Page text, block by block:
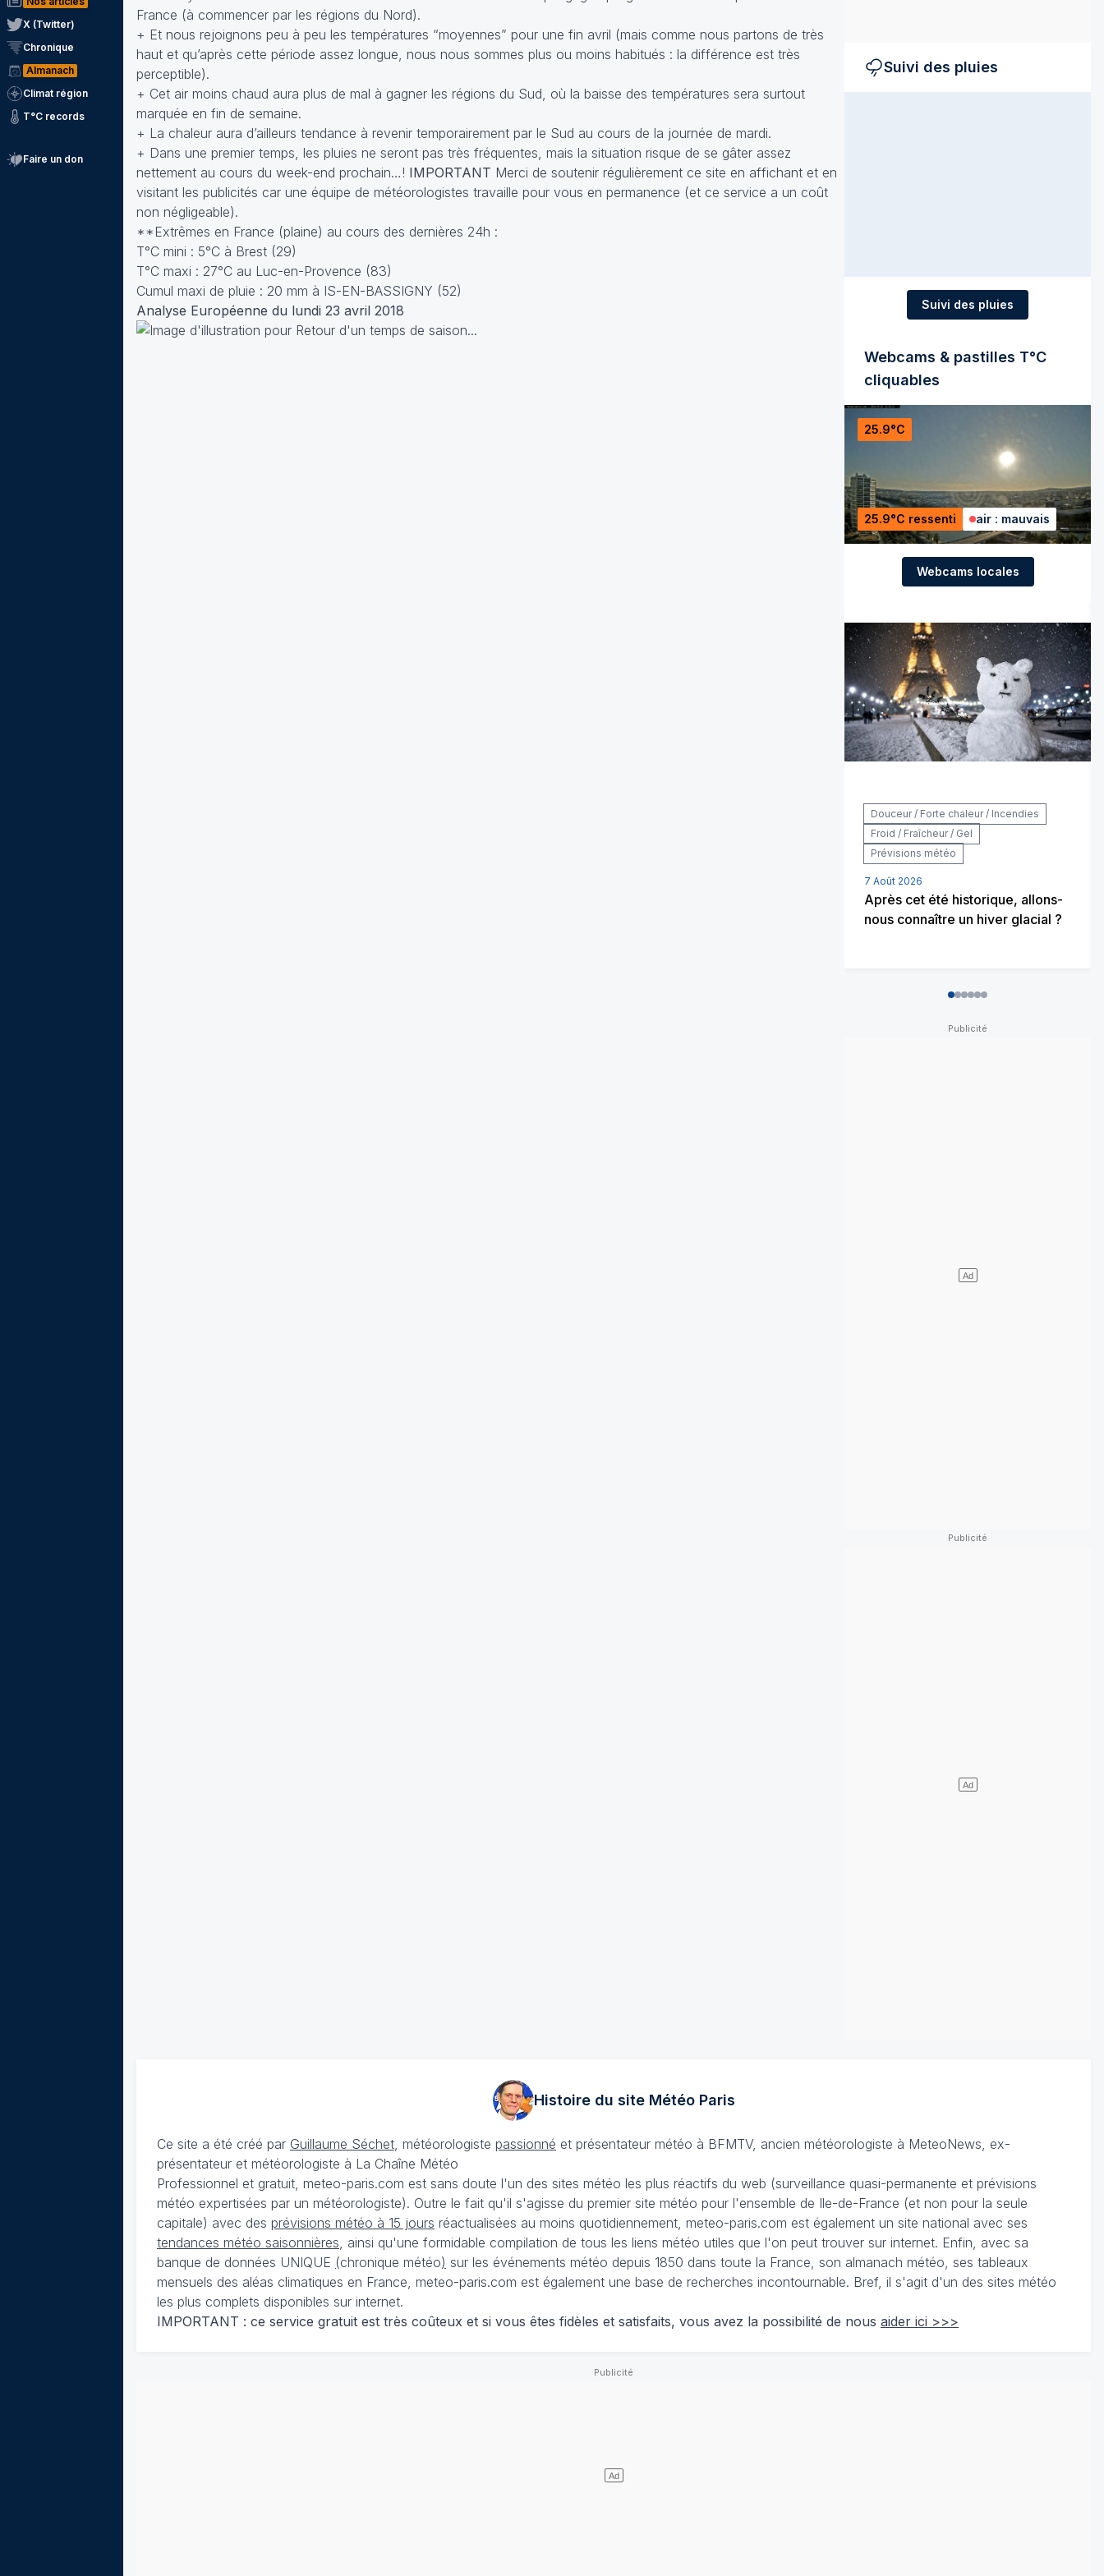
X (Twitter)
Chronique
Almanach
Climat région
T°C records
Faire un don
France (à commencer par les régions du Nord).
+ Et nous rejoignons peu à peu les températures “moyennes” pour une fin avril (mais comme nous partons de très
haut et qu’après cette période assez longue, nous nous sommes plus ou moins habitués : la différence est très
perceptible).
+ Cet air moins chaud aura plus de mal à gagner les régions du Sud, où la baisse des températures sera surtout
marquée en fin de semaine.
+ La chaleur aura d’ailleurs tendance à revenir temporairement par le Sud au cours de la journée de mardi.
+ Dans une premier temps, les pluies ne seront pas très fréquentes, mais la situation risque de se gâter assez
nettement au cours du week-end prochain…! IMPORTANT Merci de soutenir régulièrement ce site en affichant et en
visitant les publicités car une équipe de météorologistes travaille pour vous en permanence (et ce service a un coût
non négligeable).
**Extrêmes en France (plaine) au cours des dernières 24h :
T°C mini : 5°C à Brest (29)
T°C maxi : 27°C au Luc-en-Provence (83)
Cumul maxi de pluie : 20 mm à IS-EN-BASSIGNY (52)
Analyse Européenne du lundi 23 avril 2018
Suivi des pluies
Suivi des pluies
Webcams & pastilles T°C
cliquables
25.9°C
25.9°C ressenti air : mauvais
Webcams locales
Douceur / Forte chaleur / Incendies
Froid / Fraîcheur / Gel
Prévisions météo
7 Août 2026
Après cet été historique, allons-
nous connaître un hiver glacial ?
012345
Histoire du site MétéoParis
Ce site a été créé par Guillaume Séchet , météorologiste passionné et présentateur météo à BFMTV, ancien météorologiste à MeteoNews, ex-
présentateur et météorologiste à La Chaîne Météo
Professionnel et gratuit, meteo-paris.com est sans doute l'un des sites météo les plus réactifs du web (surveillance quasi-permanente et prévisions
météo expertisées par un météorologiste). Outre le fait qu'il s'agisse du premier site météo pour l'ensemble de Ile-de-France (et non pour la seule
capitale) avec des prévisions météo à 15 jours réactualisées au moins quotidiennement, meteo-paris.com est également un site national avec ses
tendances météo saisonnières , ainsi qu'une formidable compilation de tous les liens météo utiles que l'on peut trouver sur internet. Enfin, avec sa
banque de données UNIQUE (chronique météo) sur les événements météo depuis 1850 dans toute la France, son almanach météo, ses tableaux
mensuels des aléas climatiques en France, meteo-paris.com est également une base de recherches incontournable. Bref, il s'agit d'un des sites météo
les plus complets disponibles sur internet.
IMPORTANT : ce service gratuit est très coûteux et si vous êtes fidèles et satisfaits, vous avez la possibilité de nous aider ici >>>